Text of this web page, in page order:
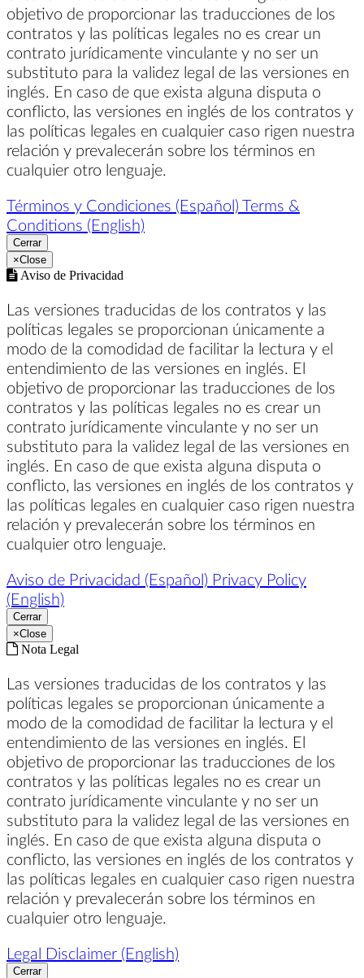
objetivo de proporcionar las traducciones de los
contratos y las políticas legales no es crear un
contrato jurídicamente vinculante y no ser un
substituto para la validez legal de las versiones en
inglés. En caso de que exista alguna disputa o
conflicto, las versiones en inglés de los contratos y
las políticas legales en cualquier caso rigen nuestra
relación y prevalecerán sobre los términos en
cualquier otro lenguaje.
Términos y Condiciones (Español) Terms &
Conditions (English)
Cerrar
×Close
Aviso de Privacidad
Las versiones traducidas de los contratos y las
políticas legales se proporcionan únicamente a
modo de la comodidad de facilitar la lectura y el
entendimiento de las versiones en inglés. El
objetivo de proporcionar las traducciones de los
contratos y las políticas legales no es crear un
contrato jurídicamente vinculante y no ser un
substituto para la validez legal de las versiones en
inglés. En caso de que exista alguna disputa o
conflicto, las versiones en inglés de los contratos y
las políticas legales en cualquier caso rigen nuestra
relación y prevalecerán sobre los términos en
cualquier otro lenguaje.
Aviso de Privacidad (Español) Privacy Policy
(English)
Cerrar
×Close
Nota Legal
Las versiones traducidas de los contratos y las
políticas legales se proporcionan únicamente a
modo de la comodidad de facilitar la lectura y el
entendimiento de las versiones en inglés. El
objetivo de proporcionar las traducciones de los
contratos y las políticas legales no es crear un
contrato jurídicamente vinculante y no ser un
substituto para la validez legal de las versiones en
inglés. En caso de que exista alguna disputa o
conflicto, las versiones en inglés de los contratos y
las políticas legales en cualquier caso rigen nuestra
relación y prevalecerán sobre los términos en
cualquier otro lenguaje.
Legal Disclaimer (English)
Cerrar